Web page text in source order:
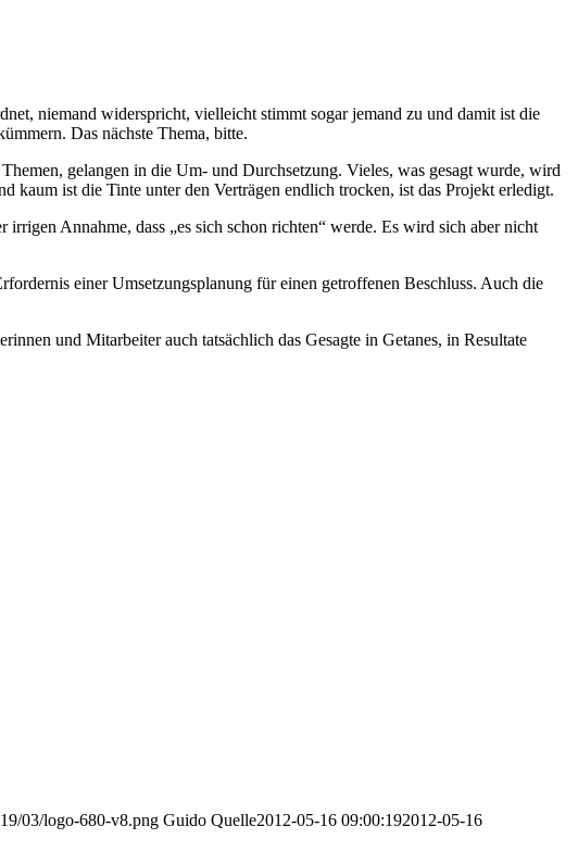
niemand widerspricht, vielleicht stimmt sogar jemand zu und damit ist die
Das nächste Thema, bitte.
gelangen in die Um- und Durchsetzung. Vieles, was gesagt wurde, wird
kaum ist die Tinte unter den Verträgen endlich trocken, ist das Projekt erledigt.
Annahme, dass „es sich schon richten“ werde. Es wird sich aber nicht
einer Umsetzungsplanung für einen getroffenen Beschluss. Auch die
und Mitarbeiter auch tatsächlich das Gesagte in Getanes, in Resultate
03/logo-680-v8.png Guido Quelle2012-05-16 09:00:192012-05-16